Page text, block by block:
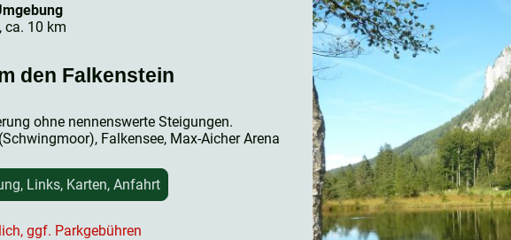
ca. 10 km
den Falkenstein
ohne nennenswerte Steigungen.
Falkensee, Max-Aicher Arena
Links, Karten, Anfahrt
ggf. Parkgebühren